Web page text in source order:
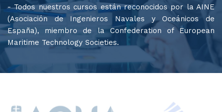
- Todos nuestros cursos están reconocidos por la AINE
(Asociación de Ingenieros Navales y Oceánicos de
España), miembro de la Confederation of European
Maritime Technology Societies.